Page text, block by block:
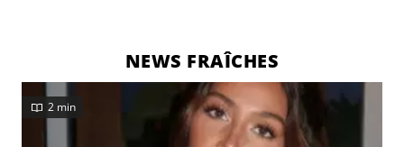
NEWS FRAÎCHES
2 min